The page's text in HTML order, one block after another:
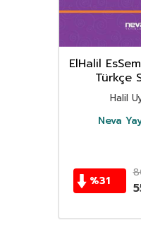
ElHalil
Türkçe
Halil
Neva
%31